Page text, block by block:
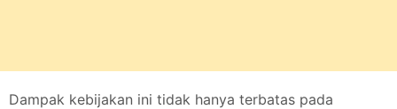
Dampak kebijakan ini tidak hanya terbatas pada